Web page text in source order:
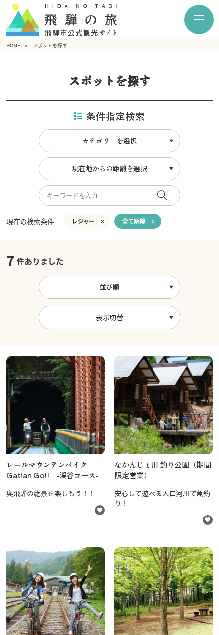
HOME スポットを探す
スポットを探す
条件指定検索
カテゴリーを選択
現在地からの距離を選択
現在の検索条件 レジャー 全て解除
7 件ありました
並び順
表示切替
レールマウンテンバイク
Gattan Go!! -渓谷コース-
奥飛騨の絶景を楽しもう！！
なかんじょ川 釣り公園（期間
限定営業）
安心して遊べる人口河川で魚釣
り！